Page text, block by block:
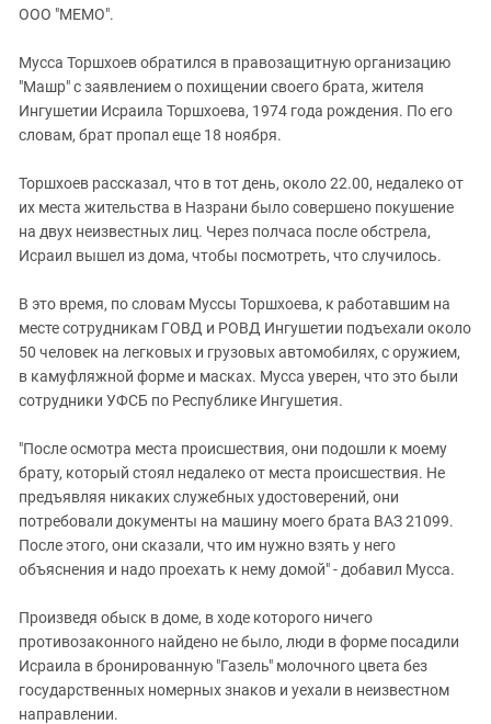
ИНАКОМЫСЛИЕ В ЧЕЧНЕ
ПРЕСЛЕДОВАНИЕ АКТИВИСТОВ
МОБИЛИЗАЦИЯ И ПРОТЕСТЫ
Дагестан
Кабардино-Балкария
Калмыкия
Краснодарский край
Российская Федерация
Северная Осетия - Алания
СКФО
Ставропольский край
Южная Осетия
Южный Кавказ
ЮФО
ООО "МЕМО".
Мусса Торшхоев обратился в правозащитную организацию
"Машр" с заявлением о похищении своего брата, жителя
Ингушетии Исраила Торшхоева, 1974 года рождения. По его
словам, брат пропал еще 18 ноября.
Торшхоев рассказал, что в тот день, около 22.00, недалеко от
их места жительства в Назрани было совершено покушение
на двух неизвестных лиц. Через полчаса после обстрела,
Исраил вышел из дома, чтобы посмотреть, что случилось.
В это время, по словам Муссы Торшхоева, к работавшим на
месте сотрудникам ГОВД и РОВД Ингушетии подъехали около
50 человек на легковых и грузовых автомобилях, с оружием,
в камуфляжной форме и масках. Мусса уверен, что это были
сотрудники УФСБ по Республике Ингушетия.
"После осмотра места происшествия, они подошли к моему
брату, который стоял недалеко от места происшествия. Не
предъявляя никаких служебных удостоверений, они
потребовали документы на машину моего брата ВАЗ 21099.
После этого, они сказали, что им нужно взять у него
объяснения и надо проехать к нему домой" - добавил Мусса.
Произведя обыск в доме, в ходе которого ничего
противозаконного найдено не было, люди в форме посадили
Исраила в бронированную "Газель" молочного цвета без
государственных номерных знаков и уехали в неизвестном
направлении.